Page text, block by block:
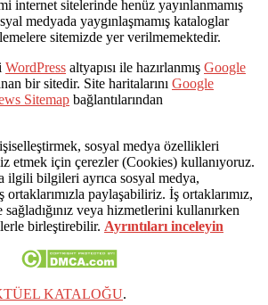
internet sitelerinde henüz yayınlanmamış
medyada yaygınlaşmamış kataloglar
sitemizde yer verilmemektedir.
WordPress altyapısı ile hazırlanmış Google
bir sitedir. Site haritalarını Google
Sitemap bağlantılarından
sosyal medya özellikleri
etmek için çerezler (Cookies) kullanıyoruz.
ilgili bilgileri ayrıca sosyal medya,
ortaklarımızla paylaşabiliriz. İş ortaklarımız,
veya hizmetlerini kullanırken
birleştirebilir. Ayrıntıları inceleyin
KATALOĞU.